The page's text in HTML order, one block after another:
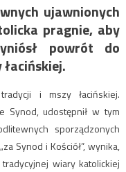
ujawnionych
pragnie, aby
powrót do
i mszy łacińskiej.
udostępnił w tym
sporządzonych
Synod i Kościół”, wynika,
wiary katolickiej